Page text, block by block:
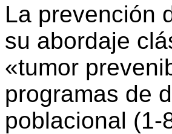
La prevención
su abordaje
«tumor
programas de
poblacional (1-